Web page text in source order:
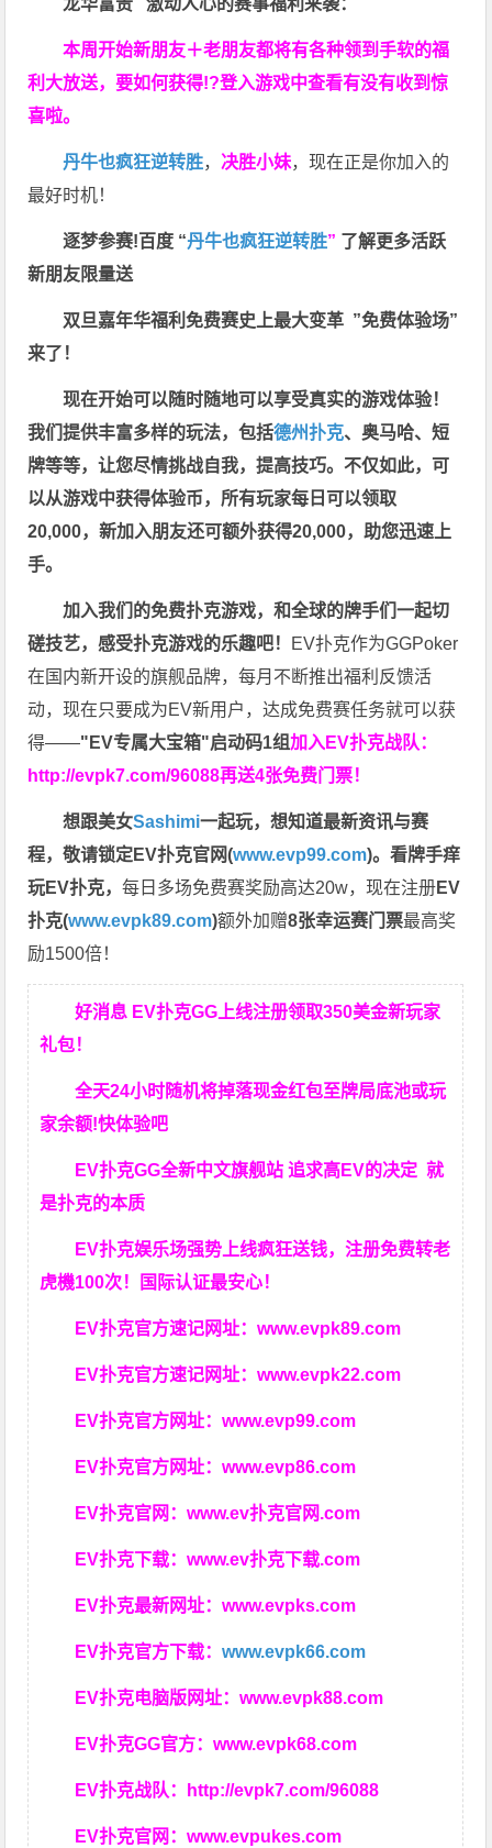
龙华富贵 激动人心的赛事福利来袭：
本周开始新朋友＋老朋友都将有各种领到手软的福
利大放送，要如何获得!?登入游戏中查看有没有收到惊
喜啦。
丹牛也疯狂逆转胜， 决胜小妹，现在正是你加入的
最好时机！
逐梦参赛!百度 “丹牛也疯狂逆转胜” 了解更多活跃
新朋友限量送
双旦嘉年华福利免费赛史上最大变革 ”免费体验场”
来了！
现在开始可以随时随地可以享受真实的游戏体验！
我们提供丰富多样的玩法，包括德州扑克、奥马哈、短
牌等等，让您尽情挑战自我，提高技巧。不仅如此， 可
以从游戏中获得体验币，所有玩家每日可以领取
20,000，新加入朋友还可额外获得20,000，助您迅速上
手。
加入我们的免费扑克游戏，和全球的牌手们一起切
磋技艺，感受扑克游戏的乐趣吧！ EV扑克作为GGPoker
在国内新开设的旗舰品牌，每月不断推出福利反馈活
动，现在只要成为EV新用户，达成免费赛任务就可以获
得——"EV专属大宝箱"启动码1组加入EV扑克战队：
http://evpk7.com/96088再送4张免费门票！
想跟美女Sashimi一起玩，想知道最新资讯与赛
程，敬请锁定EV扑克官网(www.evp99.com)。看牌手痒
玩EV扑克，每日多场免费赛奖励高达20w，现在注册EV
扑克(www.evpk89.com)额外加赠8张幸运赛门票最高奖
励1500倍！
好消息 EV扑克GG上线注册领取350美金新玩家
礼包！
全天24小时随机将掉落现金红包至牌局底池或玩
家余额!快体验吧
EV扑克GG全新中文旗舰站 追求高EV的决定就
是扑克的本质
EV扑克娱乐场强势上线疯狂送钱，注册免费转老
虎機100次！国际认证最安心！
EV扑克官方速记网址：www.evpk89.com
EV扑克官方速记网址：www.evpk22.com
EV扑克官方网址：www.evp99.com
EV扑克官方网址：www.evp86.com
EV扑克官网：www.ev扑克官网.com
EV扑克下载：www.ev扑克下载.com
EV扑克最新网址：www.evpks.com
EV扑克官方下载：www.evpk66.com
EV扑克电脑版网址：www.evpk88.com
EV扑克GG官方：www.evpk68.com
EV扑克战队： http://evpk7.com/96088
EV扑克官网：www.evpukes.com